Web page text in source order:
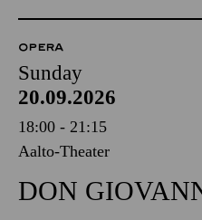
OPERA
Sunday
20.09.2026
18:00 - 21:15
Aalto-Theater
DON